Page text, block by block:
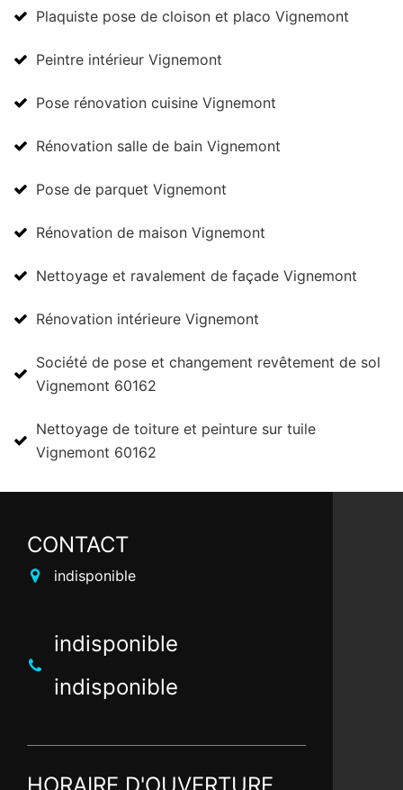
Plaquiste pose de cloison et placo Vignemont
Peintre intérieur Vignemont
Pose rénovation cuisine Vignemont
Rénovation salle de bain Vignemont
Pose de parquet Vignemont
Rénovation de maison Vignemont
Nettoyage et ravalement de façade Vignemont
Rénovation intérieure Vignemont
Société de pose et changement revêtement de sol
Vignemont 60162
Nettoyage de toiture et peinture sur tuile
Vignemont 60162
CONTACT
indisponible
indisponible
indisponible